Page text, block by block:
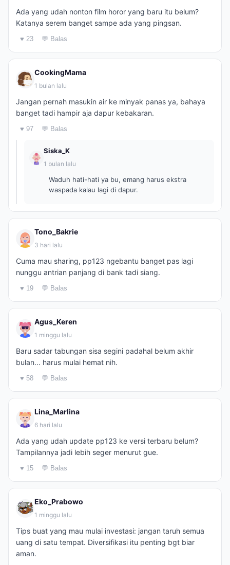
Ada yang udah nonton film horor yang baru itu belum?
Katanya serem banget sampe ada yang pingsan.
♥ 23 💬 Balas
CookingMama
1 bulan lalu
Jangan pernah masukin air ke minyak panas ya, bahaya
banget tadi hampir aja dapur kebakaran.
♥ 97 💬 Balas
Siska_K
1 bulan lalu
Waduh hati-hati ya bu, emang harus ekstra
waspada kalau lagi di dapur.
Tono_Bakrie
3 hari lalu
Cuma mau sharing, pp123 ngebantu banget pas lagi
nunggu antrian panjang di bank tadi siang.
♥ 19 💬 Balas
Agus_Keren
1 minggu lalu
Baru sadar tabungan sisa segini padahal belum akhir
bulan... harus mulai hemat nih.
♥ 58 💬 Balas
Lina_Marlina
6 hari lalu
Ada yang udah update pp123 ke versi terbaru belum?
Tampilannya jadi lebih seger menurut gue.
♥ 15 💬 Balas
Eko_Prabowo
1 minggu lalu
Tips buat yang mau mulai investasi: jangan taruh semua
uang di satu tempat. Diversifikasi itu penting bgt biar
aman.